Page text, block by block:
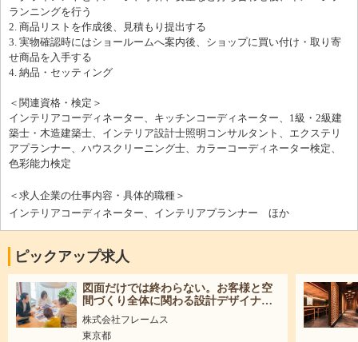
ランニングを行う
2. 商品リストを作成後、見積もり提出する
3. 実物確認時にはショールームへ案内後、ショップに買い付け・取り寄
せ商品を入手する
4. 納品・セッティング
＜関連資格・検定＞
インテリアコーディネーター、キッチンコーディネーター、1級・2級建
築士・木造建築士、インテリア設計士照明コンサルタント、エクステリ
アプランナー、ハウスクリーニング士、カラーコーディネーター検定、
色彩能力検定
＜求人企業の仕事内容・具体的職種＞
インテリアコーディネーター、インテリアプランナー ほか
ピックアップ求人
図面だけでは終わらない。お客様と空
間づくり全体に関わる設計デザイナー
｜未経験可
株式会社フレームス
東京都